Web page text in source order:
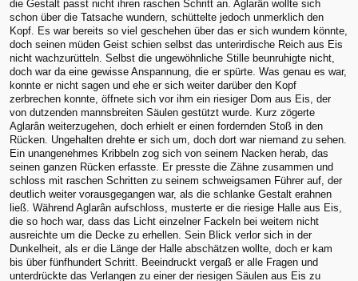
die Gestalt passt nicht ihren raschen Schritt an. Aglarân wollte sich
schon über die Tatsache wundern, schüttelte jedoch unmerklich den
Kopf. Es war bereits so viel geschehen über das er sich wundern könnte,
doch seinen müden Geist schien selbst das unterirdische Reich aus Eis
nicht wachzurütteln. Selbst die ungewöhnliche Stille beunruhigte nicht,
doch war da eine gewisse Anspannung, die er spürte. Was genau es war,
konnte er nicht sagen und ehe er sich weiter darüber den Kopf
zerbrechen konnte, öffnete sich vor ihm ein riesiger Dom aus Eis, der
von dutzenden mannsbreiten Säulen gestützt wurde. Kurz zögerte
Aglarân weiterzugehen, doch erhielt er einen fordernden Stoß in den
Rücken. Ungehalten drehte er sich um, doch dort war niemand zu sehen.
Ein unangenehmes Kribbeln zog sich von seinem Nacken herab, das
seinen ganzen Rücken erfasste. Er presste die Zähne zusammen und
schloss mit raschen Schritten zu seinem schweigsamen Führer auf, der
deutlich weiter vorausgegangen war, als die schlanke Gestalt erahnen
ließ. Während Aglarân aufschloss, musterte er die riesige Halle aus Eis,
die so hoch war, dass das Licht einzelner Fackeln bei weitem nicht
ausreichte um die Decke zu erhellen. Sein Blick verlor sich in der
Dunkelheit, als er die Länge der Halle abschätzen wollte, doch er kam
bis über fünfhundert Schritt. Beeindruckt vergaß er alle Fragen und
unterdrückte das Verlangen zu einer der riesigen Säulen aus Eis zu